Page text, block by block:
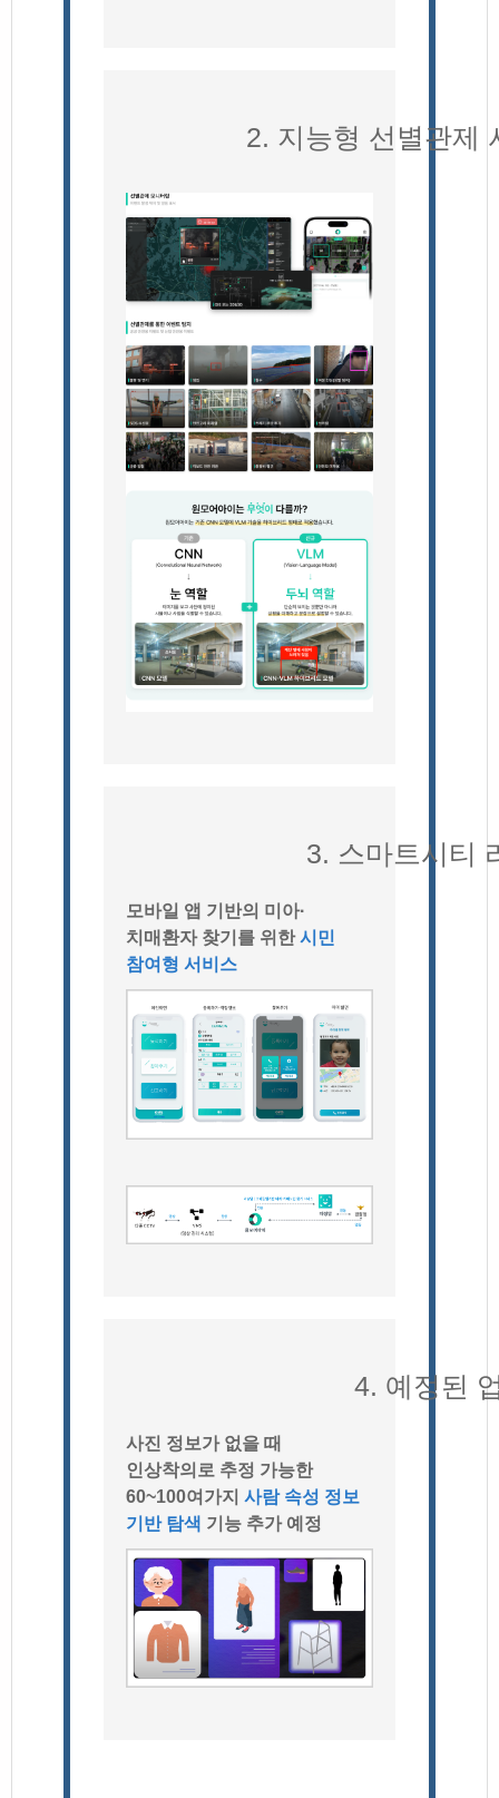
2. 지능형 선별관제
3. 스마트시티
모바일 앱 기반의 미아·
치매환자 찾기를 위한시민
참여형 서비스
4. 예정된
사진 정보가 없을 때
인상착의로 추정 가능한
60~100여가지사람 속성 정보
기반 탐색 기능 추가 예정